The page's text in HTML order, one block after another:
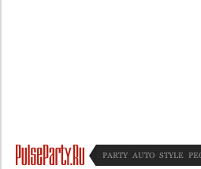
PARTY AUTO STYLE